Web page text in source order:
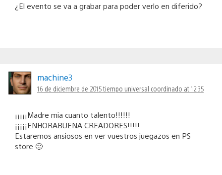
¿El evento se va a grabar para poder verlo en diferido?
machine3
16 de diciembre de 2015 tiempo universal coordinado at 12:35
¡¡¡¡¡Madre mia cuanto talento!!!!!!
¡¡¡¡¡ENHORABUENA CREADORES!!!!!
Estaremos ansiosos en ver vuestros juegazos en PS
store 🙂